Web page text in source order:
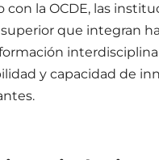
con la OCDE, las
que integran
y capacidad de